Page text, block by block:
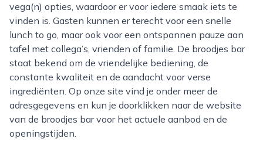
vega(n) opties, waardoor er voor iedere smaak iets te
vinden is. Gasten kunnen er terecht voor een snelle
lunch to go, maar ook voor een ontspannen pauze aan
tafel met collega’s, vrienden of familie. De broodjes bar
staat bekend om de vriendelijke bediening, de
constante kwaliteit en de aandacht voor verse
ingrediënten. Op onze site vind je onder meer de
adresgegevens en kun je doorklikken naar de website
van de broodjes bar voor het actuele aanbod en de
openingstijden.